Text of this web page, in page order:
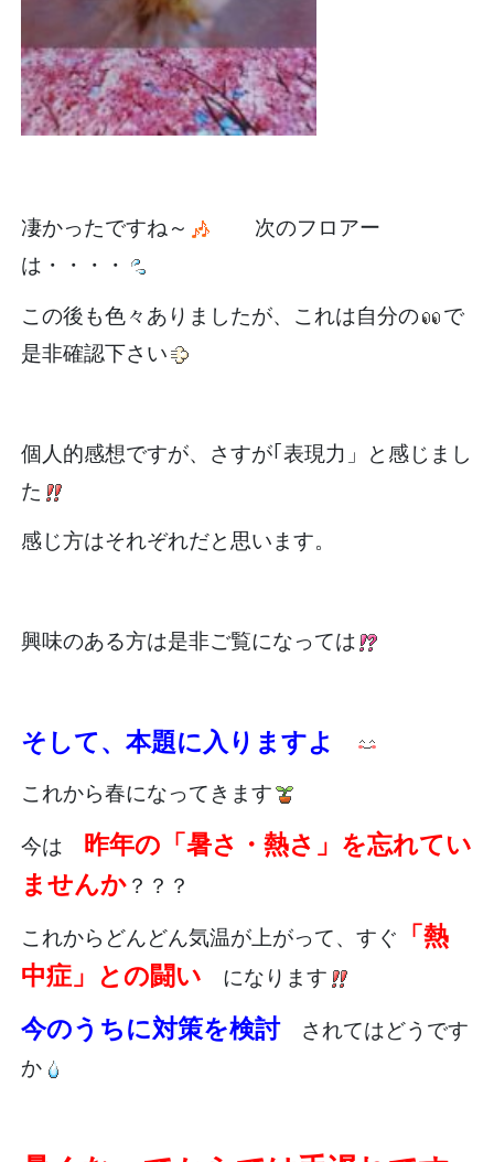
凄かったですね～
次のフロアー
は・・・・
この後も色々ありましたが、これは自分の
で
是非確認下さい
個人的感想ですが、さすが｢表現力」と感じまし
た
感じ方はそれぞれだと思います。
興味のある方は是非ご覧になっては
そして、本題に入りますよ
これから春になってきます
今は 昨年の「暑さ・熱さ」を忘れてい
ませんか ？？？
これからどんどん気温が上がって、すぐ
「熱
中症」との闘い になります
今のうちに対策を検討されてはどうです
か